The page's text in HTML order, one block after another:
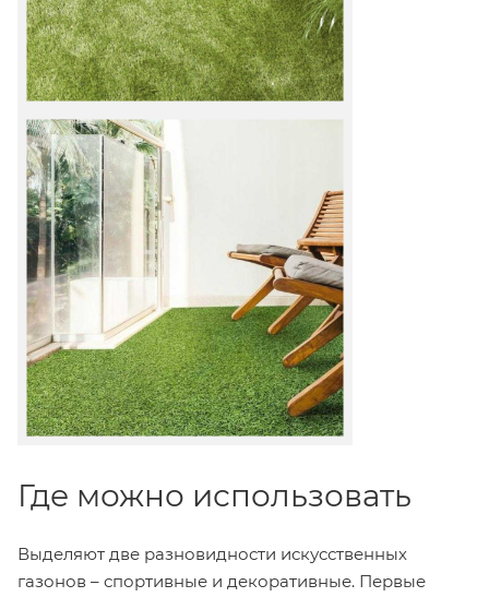
Где можно использовать
Выделяют две разновидности искусственных
газонов – спортивные и декоративные. Первые